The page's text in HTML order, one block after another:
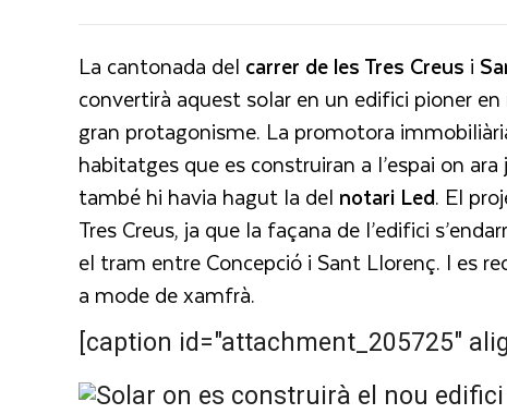
La cantonada del carrer de les Tres Creus i
convertirà aquest solar en un edifici pioner
gran protagonisme. La promotora
habitatges que es construiran a l’espai on
també hi havia hagut la del notari Led. El
Tres Creus, ja que la façana de l’edifici
el tram entre Concepció i Sant Llorenç. I es
a mode de xamfrà.
[caption id="attachment_205725"